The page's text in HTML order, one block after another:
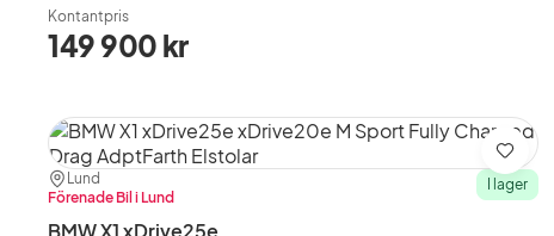
Kontantpris
149 900 kr
Plats:
Lund
Återförsäljare:
Förenade Bil i Lund
I lager
Spara